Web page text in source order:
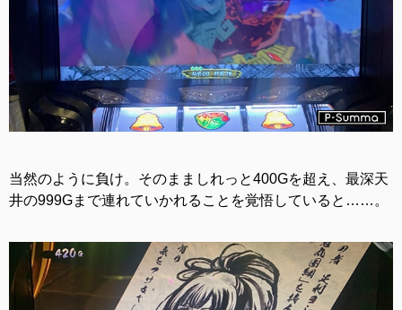
当然のように負け。そのまましれっと400Gを超え、最深天
井の999Gまで連れていかれることを覚悟していると……。